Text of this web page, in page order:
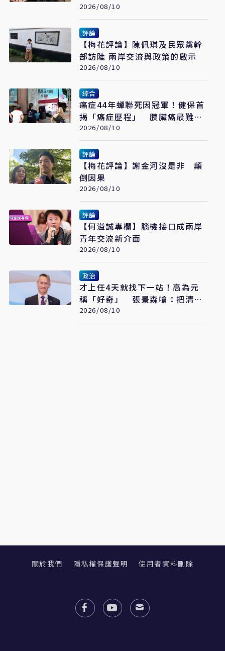
又在偷改歷史
2026/08/10
評論
【梅花評論】陳佩琪及民眾黨幹
部訪陸 兩岸交流與政策的啟示
2026/08/10
綜合
癌症44年蟬聯死因冠軍！健保首
揭「癌症歷程」 胰臟癌最難
治、肺癌驚見院際差41.8個百分
點
2026/08/10
評論
【梅花評論】謝金河沒是非 顛
倒因果
2026/08/10
評論
【何溢誠專欄】腦機接口成兩岸
青年交流新介面
2026/08/10
政治
才上任4天就找下一站！高為元
稱「好奇」 張景森嗆：把清大
當備胎、準備劈腿
2026/08/10
關於我們 隱私權保護聲明 使用者資料刪除